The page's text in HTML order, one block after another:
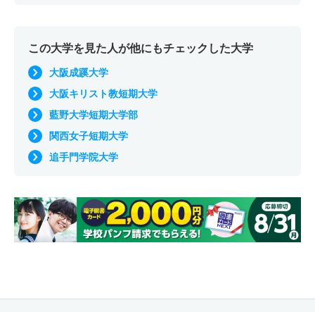
この大学を見た人が他にもチェックした大学
大阪成蹊大学
大阪キリスト教短期大学
藍野大学短期大学部
関西女子短期大学
追手門学院大学